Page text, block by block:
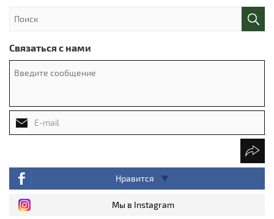
Связаться с нами
Нравится
Мы в Instagram